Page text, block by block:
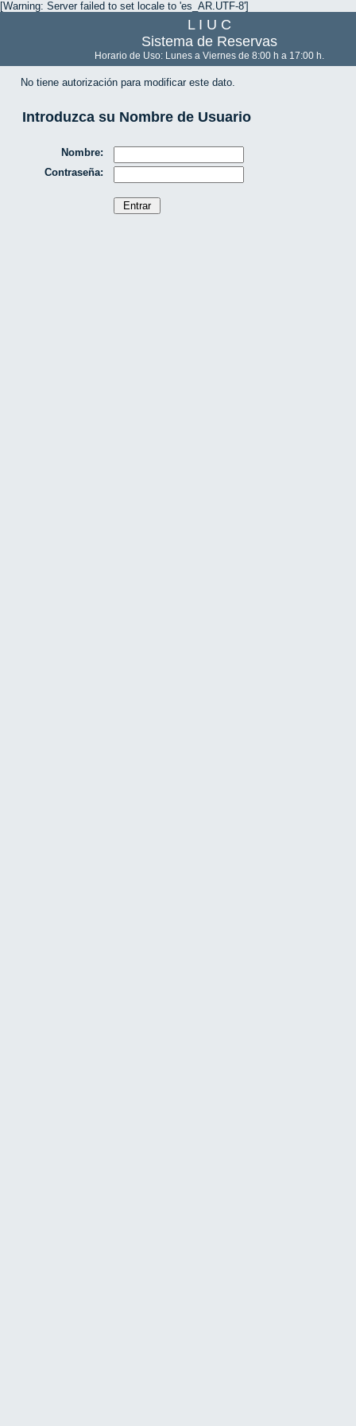
[Warning: Server failed to set locale to 'es_AR.UTF-8']
L I U C
Sistema de Reservas
Horario de Uso: Lunes a Viernes de 8:00 h a 17:00 h.
No tiene autorización para modificar este dato.
Introduzca su Nombre de Usuario
Nombre:
Contraseña: